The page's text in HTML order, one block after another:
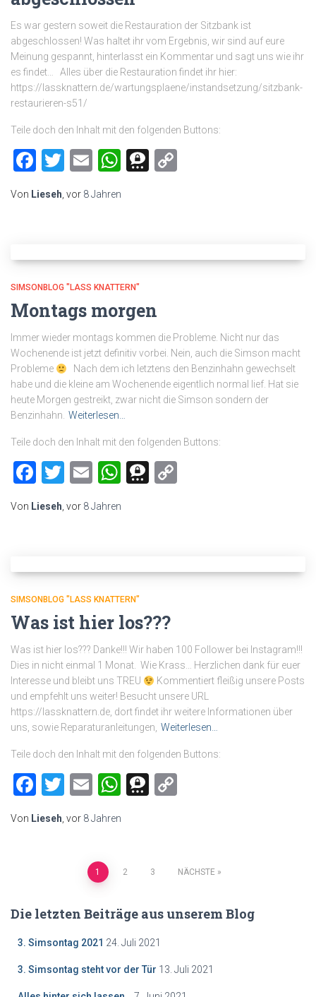
Es war gestern soweit die Restauration der Sitzbank ist
abgeschlossen! Was haltet ihr vom Ergebnis, wir sind auf eure
Meinung gespannt, hinterlasst ein Kommentar und sagt uns wie ihr
es findet… Alles über die Restauration findet ihr hier:
https://lassknattern.de/wartungsplaene/instandsetzung/sitzbank-
restaurieren-s51/
Teile doch den Inhalt mit den folgenden Buttons:
Facebook
Twitter
EmailWhatsApp
Threema
Von Lieseh , vor 8 Jahren
SIMSONBLOG "LASS KNATTERN"
Montags morgen
Immer wieder montags kommen die Probleme. Nicht nur das
Wochenende ist jetzt definitiv vorbei. Nein, auch die Simson macht
Probleme
Nach dem ich letztens den Benzinhahn gewechselt
habe und die kleine am Wochenende eigentlich normal lief. Hat sie
heute Morgen gestreikt, zwar nicht die Simson sondern der
Benzinhahn. Weiterlesen…
Teile doch den Inhalt mit den folgenden Buttons:
Facebook
Twitter
EmailWhatsApp
Threema
Von Lieseh , vor 8 Jahren
SIMSONBLOG "LASS KNATTERN"
Was ist hier los???
Was ist hier los??? Danke!!! Wir haben 100 Follower bei Instagram!!!
Dies in nicht einmal 1 Monat. Wie Krass… Herzlichen dank für euer
Interesse und bleibt uns TREU
Kommentiert fleißig unsere Posts
und empfehlt uns weiter! Besucht unsere URL
https://lassknattern.de, dort findet ihr weitere Informationen über
uns, sowie Reparaturanleitungen, Weiterlesen…
Teile doch den Inhalt mit den folgenden Buttons:
Facebook
Twitter
EmailWhatsApp
Threema
Von Lieseh , vor 8 Jahren
Beitragsnavigation
1 2 3 NÄCHSTE
Die letzten Beiträge aus unserem Blog
3. Simsontag 2021 24. Juli 2021
3. Simsontag steht vor der Tür 13. Juli 2021